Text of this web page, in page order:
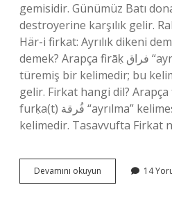
gemisidir. Günümüz Batı
destroyerine karşılık gelir.
Här-i firkat: Ayrılık dikeni
demek? Arapça firāḳ فراق “ayrılma” kelimesinden
türemiş bir kelimedir; bu
gelir. Firkat hangi dil?
furḳa(t) فُرقة “ayrılma” kelimesinden alınmış bir
kelimedir. Tasavvufta Firkat
Devamını okuyun
Ne
14